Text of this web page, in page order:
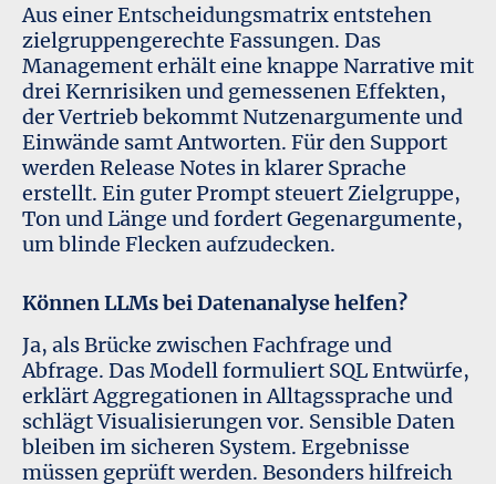
Aus einer Entscheidungsmatrix entstehen
zielgruppengerechte Fassungen. Das
Management erhält eine knappe Narrative mit
drei Kernrisiken und gemessenen Effekten,
der Vertrieb bekommt Nutzenargumente und
Einwände samt Antworten. Für den Support
werden Release Notes in klarer Sprache
erstellt. Ein guter Prompt steuert Zielgruppe,
Ton und Länge und fordert Gegenargumente,
um blinde Flecken aufzudecken.
Können LLMs bei Datenanalyse helfen?
Ja, als Brücke zwischen Fachfrage und
Abfrage. Das Modell formuliert SQL Entwürfe,
erklärt Aggregationen in Alltagssprache und
schlägt Visualisierungen vor. Sensible Daten
bleiben im sicheren System. Ergebnisse
müssen geprüft werden. Besonders hilfreich